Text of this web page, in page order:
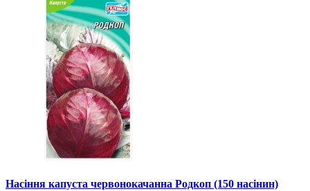
Насіння капуста червонокачанна Родкоп (150 насінин)